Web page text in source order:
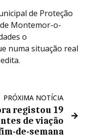
de Proteção
Montemor-o-
o
numa situação real
PRÓXIMA NOTÍCIA
registou 19
de viação
de-semana